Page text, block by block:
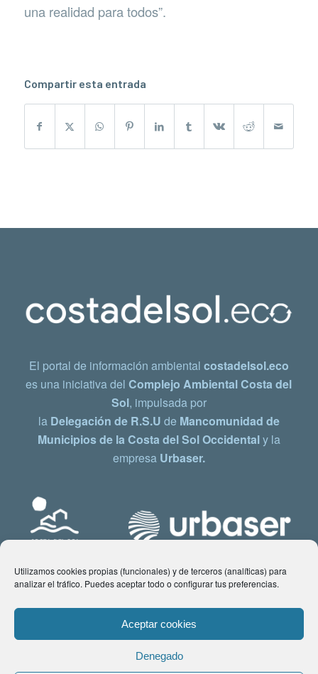
Utilizamos cookies propias (funcionales) y de terceros (analíticas) para
analizar el tráfico. Puedes aceptar todo o configurar tus preferencias.
Aceptar cookies
Denegado
una realidad para todos”.
Compartir esta entrada
El portal de información ambiental costadelsol.eco
es una iniciativa delComplejo Ambiental Costa del
Sol, impulsada por
la Delegación de R.S.U de Mancomunidad de
Municipios de la Costa del Sol Occidentaly la
empresa Urbaser.